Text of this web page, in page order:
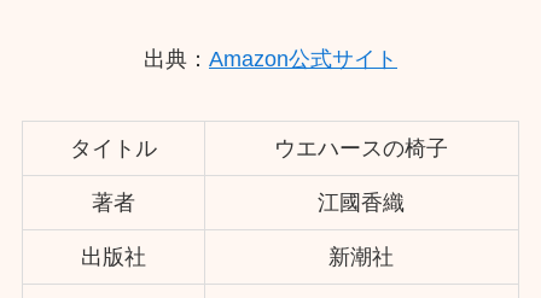
出典： Amazon公式サイト
タイトル ウエハースの椅子
著者 江國香織
出版社 新潮社